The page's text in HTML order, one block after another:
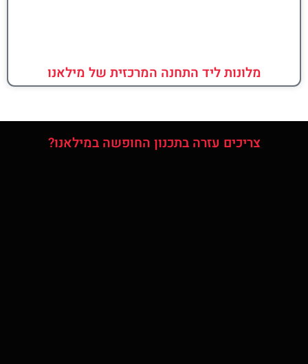
מלונות ליד התחנה המרכזית של מילאנו
צריכים עזרה בתכנון החופשה במילאנו?